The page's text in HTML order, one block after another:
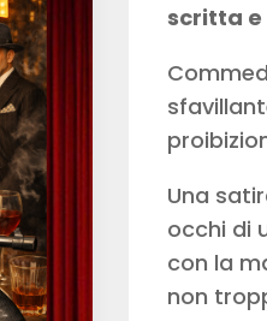
scritta e
Una
occhi di
con la
non